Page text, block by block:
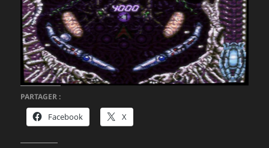
PARTAGER :
Facebook X